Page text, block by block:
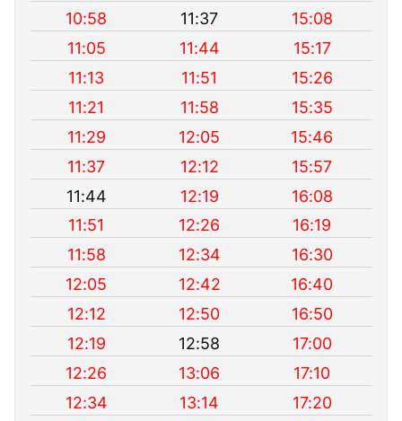
10:58
11:37
15:08
11:05
11:44
15:17
11:13
11:51
15:26
11:21
11:58
15:35
11:29
12:05
15:46
11:37
12:12
15:57
11:44
12:19
16:08
11:51
12:26
16:19
11:58
12:34
16:30
12:05
12:42
16:40
12:12
12:50
16:50
12:19
12:58
17:00
12:26
13:06
17:10
12:34
13:14
17:20